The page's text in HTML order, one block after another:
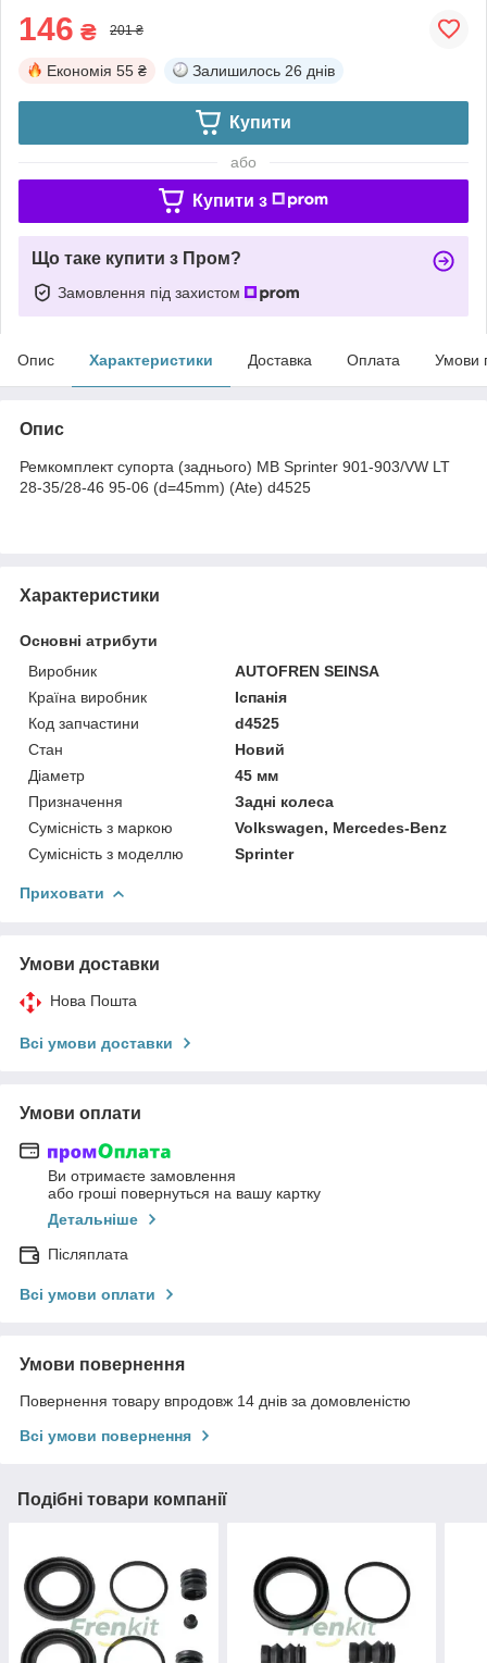
146 ₴ 201 ₴
Економія 55 ₴ Залишилось 26 днів
Купити
або
Купити з
Що таке купити з Пром?
Замовлення під захистом
Опис Характеристики Доставка Оплата Умови
Опис
Ремкомплект супорта (заднього) MB Sprinter 901-903/VW LT
28-35/28-46 95-06 (d=45mm) (Ate) d4525
Характеристики
Основні атрибути
Виробник
AUTOFREN SEINSA
Країна виробник
Іспанія
Код запчастини
d4525
Стан
Новий
Діаметр
45 мм
Призначення
Задні колеса
Сумісність з маркою
Volkswagen, Mercedes-Benz
Сумісність з моделлю
Sprinter
Приховати
Умови доставки
Нова Пошта
Всі умови доставки
Умови оплати
Ви отримаєте замовлення
або гроші повернуться на вашу картку
Детальніше
Післяплата
Всі умови оплати
Умови повернення
Повернення товару впродовж 14 днів за домовленістю
Всі умови повернення
Подібні товари компанії